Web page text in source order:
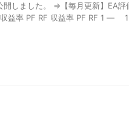
しました。 ⇒【毎月更新】EA評
益率 PF RF 収益率 PF RF 1 ―